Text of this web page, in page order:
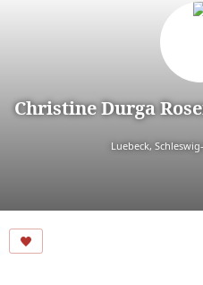
Christine Durga
Luebeck,